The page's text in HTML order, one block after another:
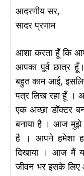
आदरणीय सर,
सादर प्रणाम
आशा करता हूँ कि
आपका पूर्व छात्र
बहुत काम आई,
पत्र लिख रहा हूँ ।
एक अच्छा डॉक्टर
बनाया है । आज मुझे
है । आपने हमेशा
दिखाया । आज मैं
जीवन भर इसके लिए